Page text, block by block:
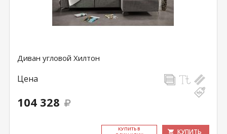
Диван угловой Хилтон
Цена
104 328
КУ­ПИТЬ В
КУПИТЬ